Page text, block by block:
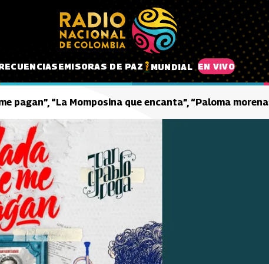
EMISORAS DE PAZ MUNDIAL EN VIVO
pagan”, “La Momposina que encanta”, “Paloma